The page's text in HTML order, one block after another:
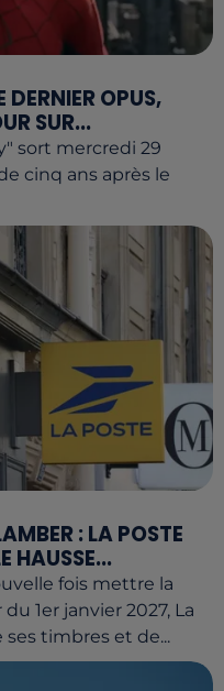
OPUS,
SUR...
sort mercredi 29
cinq ans après le
: LA POSTE
HAUSSE...
fois mettre la
1er janvier 2027, La
timbres et de...